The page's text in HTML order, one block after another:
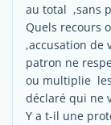
au total ,sans
Quels recours
,accusation de
patron ne
ou multiplie
déclaré qui ne
Y a t-il une